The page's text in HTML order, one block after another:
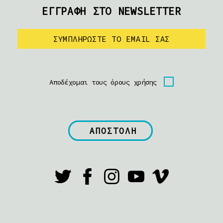
ΕΓΓΡΑΦΗ ΣΤΟ NEWSLETTER
Αποδέχομαι τους όρους χρήσης